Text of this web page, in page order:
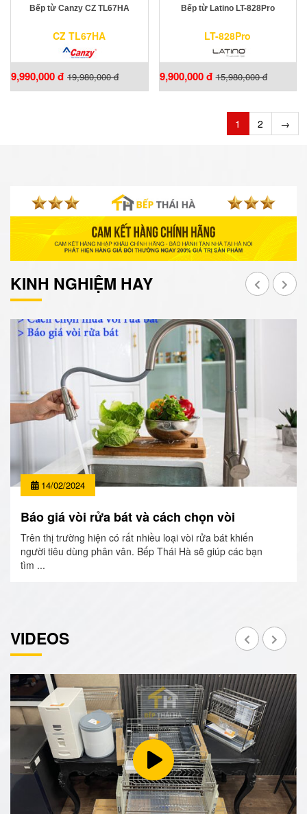
Bếp từ Canzy CZ TL67HA
CZ TL67HA
9,990,000 đ 19,980,000 đ
Bếp từ Latino LT-828Pro
LT-828Pro
9,900,000 đ 15,980,000 đ
1 2 →
KINH NGHIỆM HAY
14/02/2024
Báo giá vòi rửa bát và cách chọn vòi
Trên thị trường hiện có rất nhiều loại vòi rửa bát khiến
người tiêu dùng phân vân. Bếp Thái Hà sẽ giúp các bạn
tìm ...
VIDEOS